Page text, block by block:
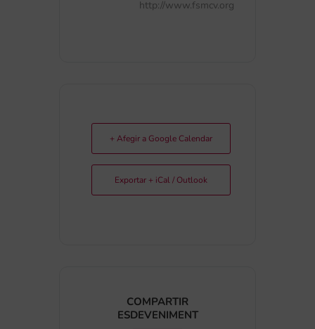
http://www.fsmcv.org
+ Afegir a Google Calendar
Exportar + iCal / Outlook
COMPARTIR
ESDEVENIMENT